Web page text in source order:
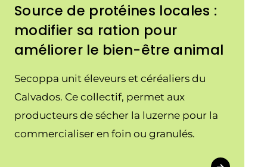
Source de protéines locales :
modifier sa ration pour
améliorer le bien-être animal
Secoppa unit éleveurs et céréaliers du
Calvados. Ce collectif, permet aux
producteurs de sécher la luzerne pour la
commercialiser en foin ou granulés.